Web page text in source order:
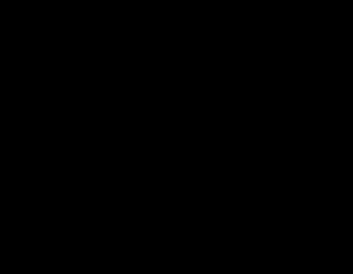
AIによる求職者推奨、ネイティブのCRMツ